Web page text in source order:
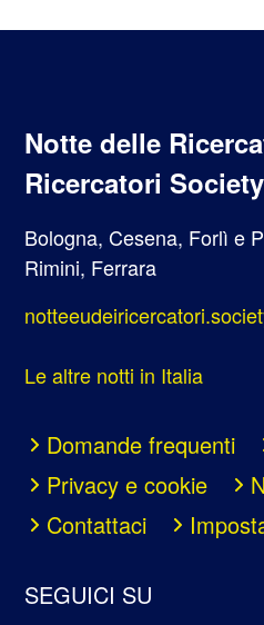
Notte delle
Ricercatori Society
Bologna, Cesena, Forlì e
Rimini, Ferrara
Le altre notti in Italia
Domande frequenti
Privacy e cookie
Contattaci
SEGUICI SU